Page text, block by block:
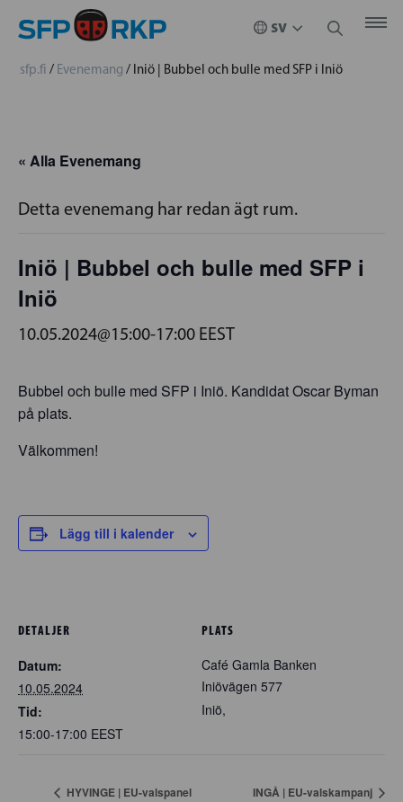
sfp.fi / Evenemang / Iniö | Bubbel och bulle med SFP i Iniö
« Alla Evenemang
Detta evenemang har redan ägt rum.
Iniö | Bubbel och bulle med SFP i
Iniö
10.05.2024@15:00-17:00 EEST
Bubbel och bulle med SFP i Iniö. Kandidat Oscar Byman
på plats.
Välkommen!
Lägg till i kalender
DETALJER
Datum:
10.05.2024
Tid:
15:00-17:00 EEST
PLATS
Café Gamla Banken
Iniövägen 577
Iniö,
HYVINGE | EU-valspanel INGÅ | EU-valskampanj